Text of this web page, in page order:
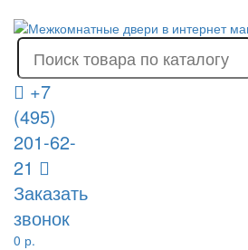
+7
(495)
201-62-
21
Заказать
звонок
0 р.